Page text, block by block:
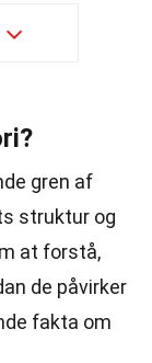
gren af
struktur og
at forstå,
de påvirker
fakta om